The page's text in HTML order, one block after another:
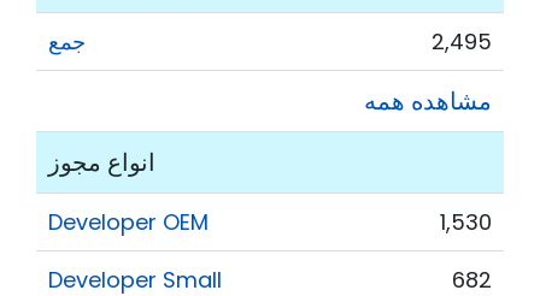
جمع 2,495
مشاهده همه
انواع مجوز
Developer OEM
1,530
Developer Small
682